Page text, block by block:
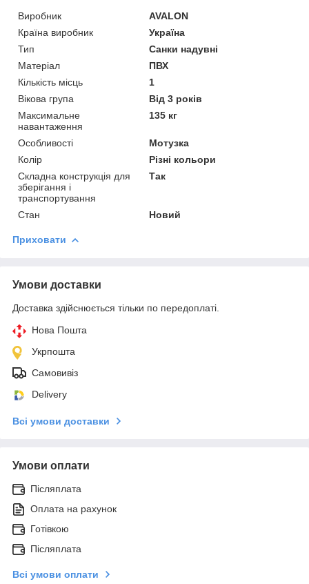
Виробник
AVALON
Країна виробник
Україна
Тип
Санки надувні
Матеріал
ПВХ
Кількість місць
1
Вікова група
Від 3 років
Максимальне
навантаження
135 кг
Особливості
Мотузка
Колір
Різні кольори
Складна конструкція для
зберігання і
транспортування
Так
Стан Новий
Приховати
Умови доставки
Доставка здійснюється тільки по передоплаті.
Нова Пошта
Укрпошта
Самовивіз
Delivery
Всі умови доставки
Умови оплати
Післяплата
Оплата на рахунок
Готівкою
Післяплата
Всі умови оплати